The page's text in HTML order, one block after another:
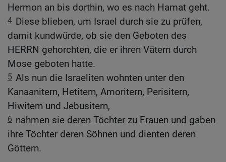
Hermon an bis dorthin, wo es nach Hamat geht.
4 Diese blieben, um Israel durch sie zu prüfen,
damit kundwürde, ob sie den Geboten des
HERRN gehorchten, die er ihren Vätern durch
Mose geboten hatte.
5 Als nun die Israeliten wohnten unter den
Kanaanitern, Hetitern, Amoritern, Perisitern,
Hiwitern und Jebusitern,
6 nahmen sie deren Töchter zu Frauen und gaben
ihre Töchter deren Söhnen und dienten deren
Göttern.